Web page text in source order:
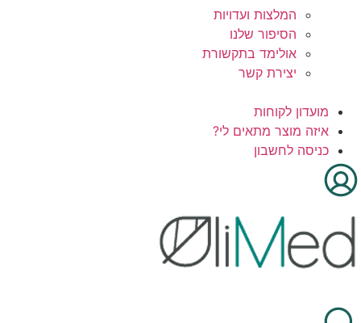
המלצות ועדויות
הסיפור שלנו
אולימד בתקשורת
יצירת קשר
מועדון לקוחות
איזה מוצר מתאים לי?
כניסה לחשבון